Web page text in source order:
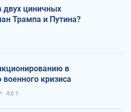
двух циничных
Трампа и Путина?
в
кризиса
4,6 т.